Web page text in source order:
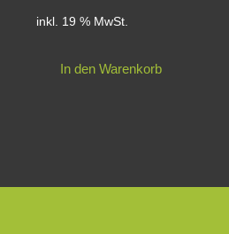
inkl. 19 % MwSt.
In den Warenkorb